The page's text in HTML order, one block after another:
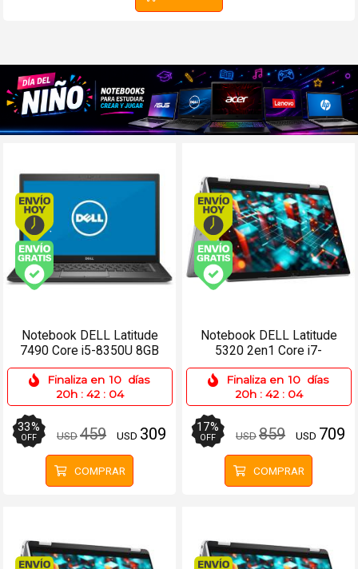
Envío hoy. Comprando antes de 13Hs.
Envío gratis (Ver Envíos y Pagos)
Notebook DELL Latitude
7490 Core i5-8350U 8GB
512SSD 14 Táctil
Finaliza en 10 días
20h : 42 : 04
33%
OFF USD459 USD 309
COMPRAR
Envío hoy.
Notebook DELL Latitude
5320 2en1 Core i7-
11850G7 32GB 512SSD
13.3 Táctil
Finaliza en 10 días
20h : 42 : 04
17%
OFF USD859 USD 709
COMPRAR
Envío hoy. Comprando antes de 13Hs. Envío hoy.